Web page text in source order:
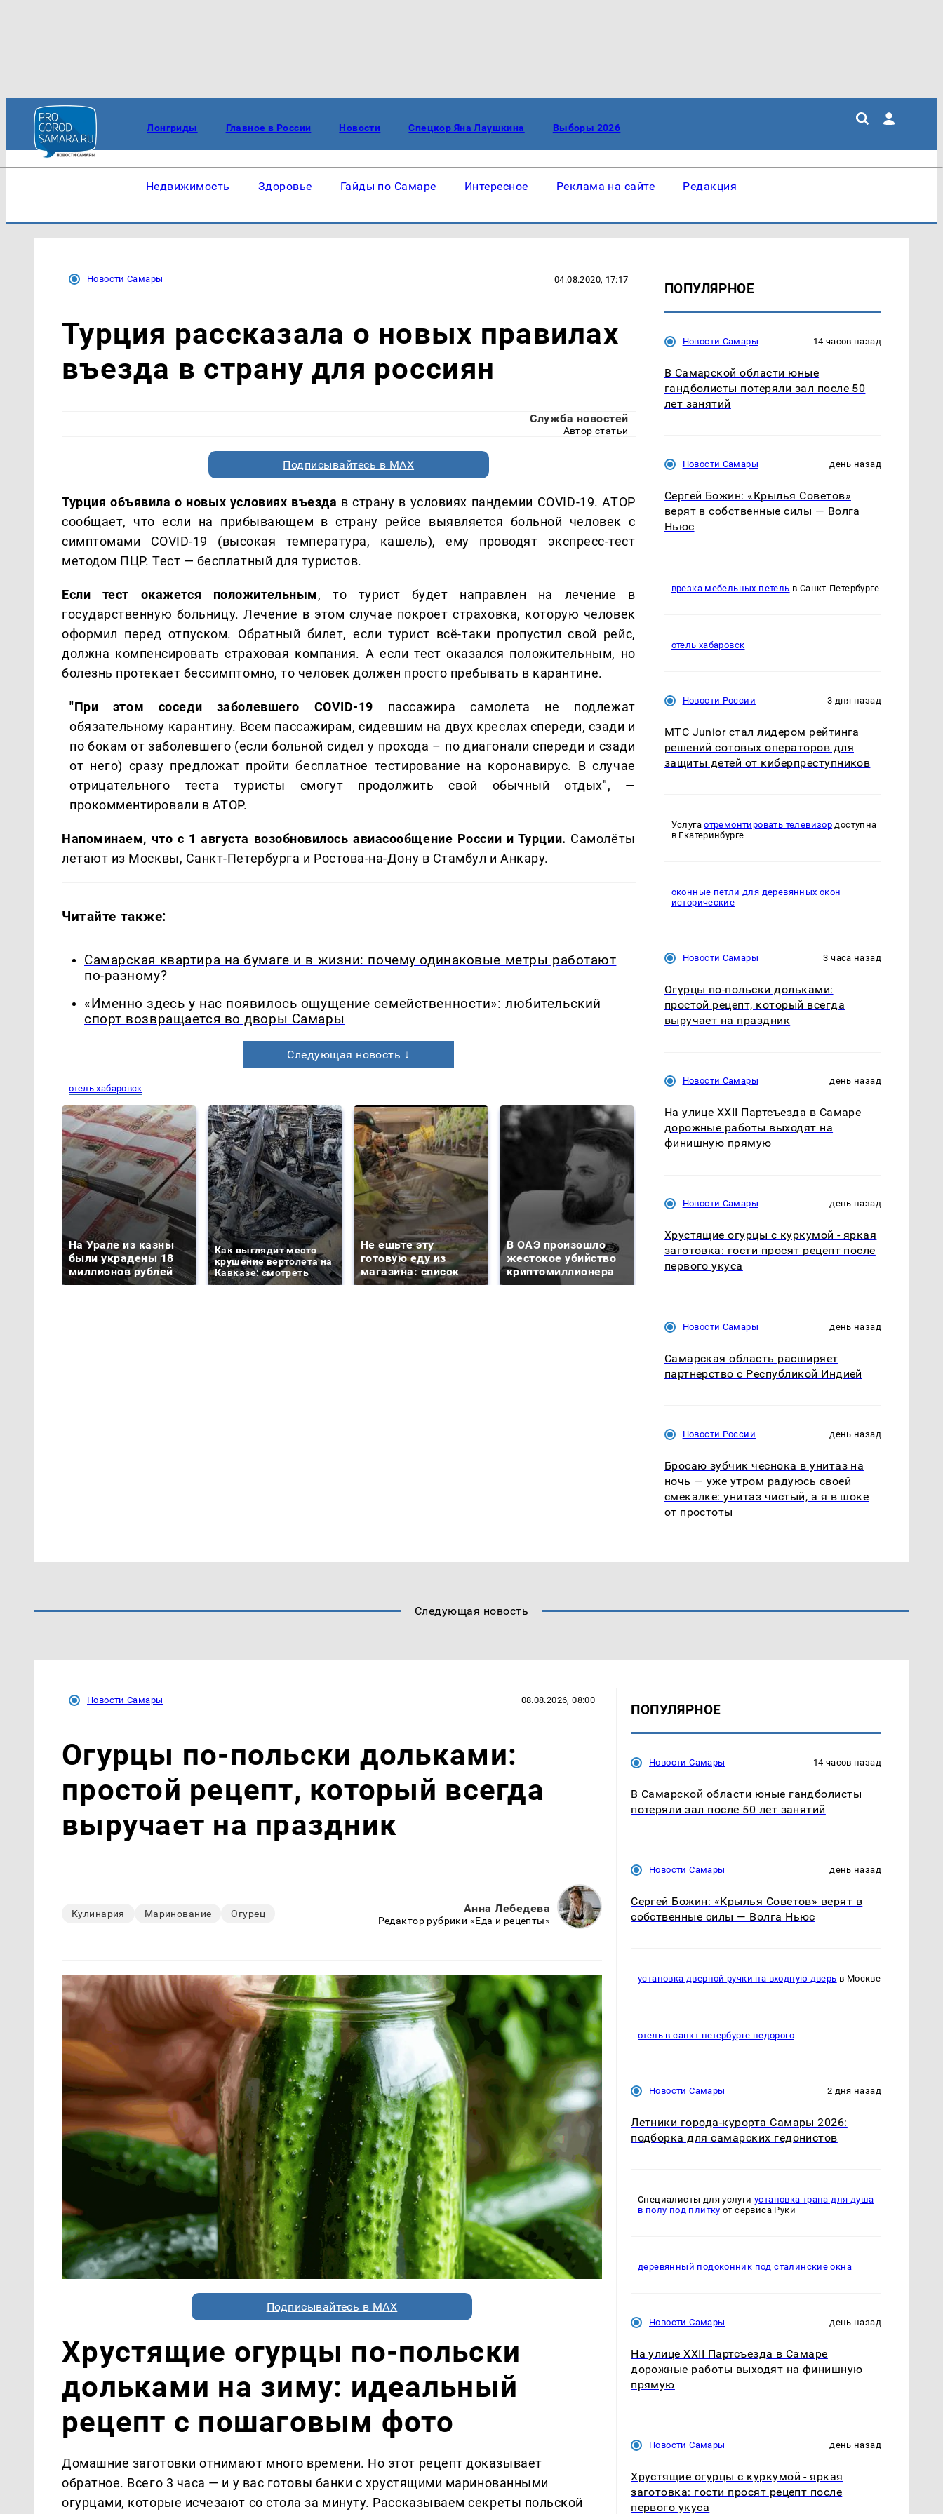
Лонгриды Главное в России Новости Спецкор Яна Лаушкина Выборы 2026
Недвижимость Здоровье Гайды по Самаре Интересное Реклама на сайте Редакция
Новости Самары 04.08.2020, 17:17
Турция рассказала о новых правилах
въезда в страну для россиян
Служба новостей
Автор статьи
Подписывайтесь в MAX
Турция объявила о новых условиях въезда в страну в условиях пандемии COVID-19. АТОР
сообщает, что если на прибывающем в страну рейсе выявляется больной человек с
симптомами COVID-19 (высокая температура, кашель), ему проводят экспресс-тест
методом ПЦР. Тест — бесплатный для туристов.
Если тест окажется положительным, то турист будет направлен на лечение в
государственную больницу. Лечение в этом случае покроет страховка, которую человек
оформил перед отпуском. Обратный билет, если турист всё-таки пропустил свой рейс,
должна компенсировать страховая компания. А если тест оказался положительным, но
болезнь протекает бессимптомно, то человек должен просто пребывать в карантине.
"При этом соседи заболевшего COVID-19 пассажира самолета не подлежат
обязательному карантину. Всем пассажирам, сидевшим на двух креслах спереди, сзади и
по бокам от заболевшего (если больной сидел у прохода – по диагонали спереди и сзади
от него) сразу предложат пройти бесплатное тестирование на коронавирус. В случае
отрицательного теста туристы смогут продолжить свой обычный отдых", —
прокомментировали в АТОР.
Напоминаем, что с 1 августа возобновилось авиасообщение России и Турции. Самолёты
летают из Москвы, Санкт-Петербурга и Ростова-на-Дону в Стамбул и Анкару.
Читайте также:
Самарская квартира на бумаге и в жизни: почему одинаковые метры работают
по-разному?
«Именно здесь у нас появилось ощущение семейственности»: любительский
спорт возвращается во дворы Самары
Следующая новость ↓
отель хабаровск
На Урале из казны
были украдены 18
миллионов рублей
Как выглядит место
крушение вертолета на
Кавказе: смотреть
Не ешьте эту
готовую еду из
магазина: список
В ОАЭ произошло
жестокое убийство
криптомиллионера
Все новости по
падению вертолета на
Кавказе: читать здесь
Таких событий не
было с 1945: чего
ПОПУЛЯРНОЕ
Новости Самары 14 часов назад
В Самарской области юные
гандболисты потеряли зал после 50
лет занятий
Новости Самары день назад
Сергей Божин: «Крылья Советов»
верят в собственные силы — Волга
Ньюс
врезка мебельных петель в Санкт-Петербурге
отель хабаровск
Новости России 3 дня назад
МТС Junior стал лидером рейтинга
решений сотовых операторов для
защиты детей от киберпреступников
Услугаотремонтировать телевизор доступна
в Екатеринбурге
оконные петли для деревянных окон
исторические
Новости Самары 3 часа назад
Огурцы по‑польски дольками:
простой рецепт, который всегда
выручает на праздник
Новости Самары день назад
На улице XXII Партсъезда в Самаре
дорожные работы выходят на
финишную прямую
Новости Самары день назад
Хрустящие огурцы с куркумой - яркая
заготовка: гости просят рецепт после
первого укуса
Новости Самары день назад
Самарская область расширяет
партнерство с Республикой Индией
Новости России день назад
Бросаю зубчик чеснока в унитаз на
ночь — уже утром радуюсь своей
смекалке: унитаз чистый, а я в шоке
от простоты
Следующая новость
Новости Самары 08.08.2026, 08:00
Огурцы по‑польски дольками:
простой рецепт, который всегда
выручает на праздник
Кулинария Маринование Огурец Анна Лебедева
Редактор рубрики «Еда и рецепты»
Подписывайтесь в MAX
Хрустящие огурцы по-польски
дольками на зиму: идеальный
рецепт с пошаговым фото
Домашние заготовки отнимают много времени. Но этот рецепт доказывает
обратное. Всего 3 часа — и у вас готовы банки с хрустящими маринованными
огурцами, которые исчезают со стола за минуту. Рассказываем секреты польской
ПОПУЛЯРНОЕ
Новости Самары 14 часов назад
В Самарской области юные гандболисты
потеряли зал после 50 лет занятий
Новости Самары день назад
Сергей Божин: «Крылья Советов» верят в
собственные силы — Волга Ньюс
установка дверной ручки на входную дверь в Москве
отель в санкт петербурге недорого
Новости Самары 2 дня назад
Летники города-курорта Самары 2026:
подборка для самарских гедонистов
Специалисты для услугиустановка трапа для душа
в полу под плитку от сервиса Руки
деревянный подоконник под сталинские окна
Новости Самары день назад
На улице XXII Партсъезда в Самаре
дорожные работы выходят на финишную
прямую
Новости Самары день назад
Хрустящие огурцы с куркумой - яркая
заготовка: гости просят рецепт после
первого укуса